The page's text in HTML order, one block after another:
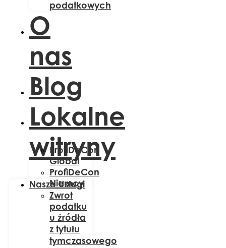
podatkowych
O
nas
Blog
Lokalne
witryny
ProfiDeCon
Global
ProfiDeCon
Niemcy
Nasze Usługi
Zwrot
podatku
u źródła
z tytułu
tymczasowego